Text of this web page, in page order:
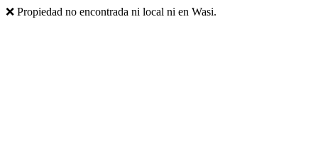
❌ Propiedad no encontrada ni local ni en Wasi.